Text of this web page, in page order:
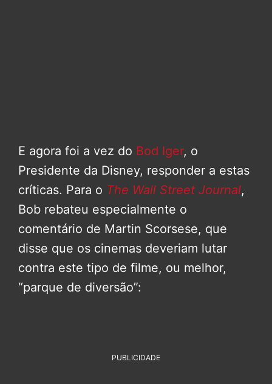
E agora foi a vez do Bod Iger, o
Presidente da Disney, responder a estas
críticas. Para o The Wall Street Journal,
Bob rebateu especialmente o
comentário de Martin Scorsese, que
disse que os cinemas deveriam lutar
contra este tipo de filme, ou melhor,
“parque de diversão”:
PUBLICIDADE